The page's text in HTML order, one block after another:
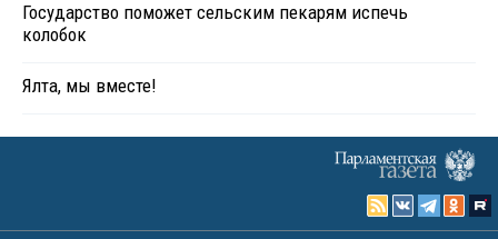
Государство поможет сельским пекарям испечь
колобок
Ялта, мы вместе!